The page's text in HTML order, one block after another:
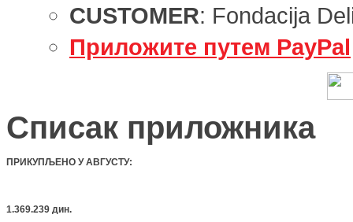
CUSTOMER: Fondacija
Приложите путем PayPal
Списак приложника
ПРИКУПЉЕНО У АВГУСТУ:
1.369.239 дин.